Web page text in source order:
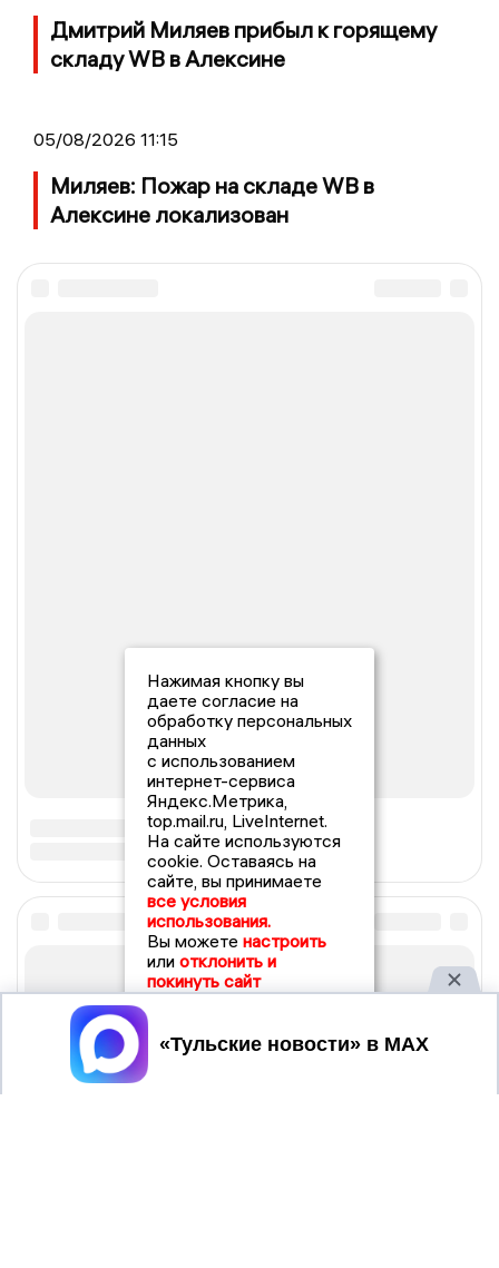
Дмитрий Миляев прибыл к горящему
складу WB в Алексине
05/08/2026 11:15
Миляев: Пожар на складе WB в
Алексине локализован
Нажимая кнопку вы
даете согласие на
обработку персональных
данных
с использованием
интернет-сервиса
Яндекс.Метрика,
top.mail.ru, LiveInternet.
На сайте используются
cookie. Оставаясь на
сайте, вы принимаете
все условия
использования.
Вы можете настроить
или отклонить и
покинуть сайт
Принять